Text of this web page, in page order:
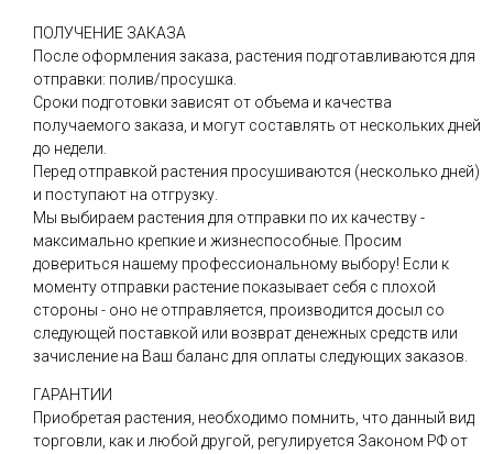
ПОЛУЧЕНИЕ ЗАКАЗА
После оформления заказа, растения подготавливаются для
отправки: полив/просушка.
Сроки подготовки зависят от объема и качества
получаемого заказа, и могут составлять от нескольких дней
до недели.
Перед отправкой растения просушиваются (несколько дней)
и поступают на отгрузку.
Мы выбираем растения для отправки по их качеству -
максимально крепкие и жизнеспособные. Просим
довериться нашему профессиональному выбору! Если к
моменту отправки растение показывает себя с плохой
стороны - оно не отправляется, производится досыл со
следующей поставкой или возврат денежных средств или
зачисление на Ваш баланс для оплаты следующих заказов.
ГАРАНТИИ
Приобретая растения, необходимо помнить, что данный вид
торговли, как и любой другой, регулируется Законом РФ от